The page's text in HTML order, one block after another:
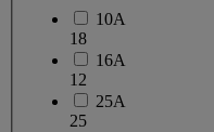
10A
18
16A
12
25A
25